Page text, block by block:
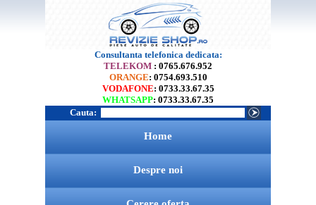
Consultanta telefonica dedicata:
TELEKOM : 0765.676.952
ORANGE: 0754.693.510
VODAFONE: 0733.33.67.35
WHATSAPP: 0733.33.67.35
Cauta:
Home
Despre noi